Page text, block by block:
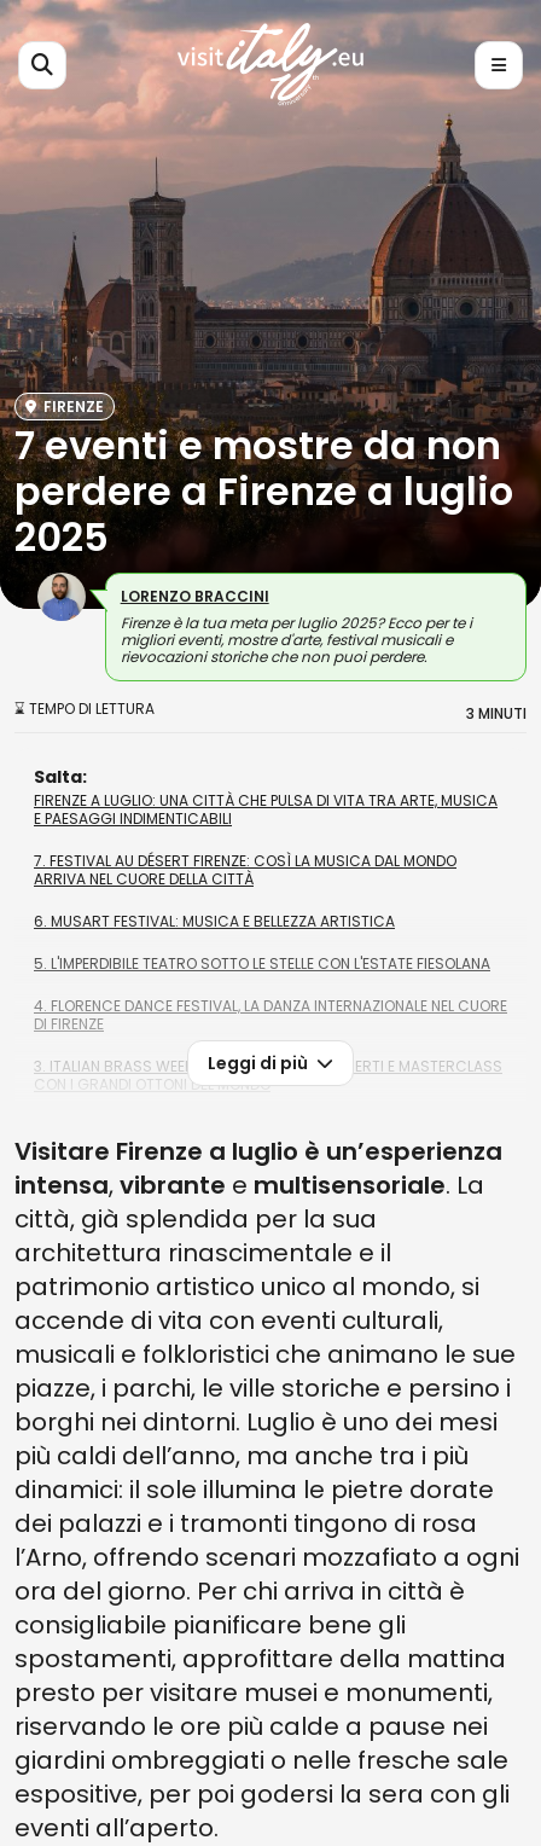
FIRENZE
7 eventi e mostre da non
perdere a Firenze a luglio
2025
LORENZO BRACCINI
Firenze è la tua meta per luglio 2025? Ecco per te i
migliori eventi, mostre d'arte, festival musicali e
rievocazioni storiche che non puoi perdere.
⌛ TEMPO DI LETTURA 3 MINUTI
Salta:
FIRENZE A LUGLIO: UNA CITTÀ CHE PULSA DI VITA TRA ARTE, MUSICA
E PAESAGGI INDIMENTICABILI
7. FESTIVAL AU DÉSERT FIRENZE: COSÌ LA MUSICA DAL MONDO
ARRIVA NEL CUORE DELLA CITTÀ
6. MUSART FESTIVAL: MUSICA E BELLEZZA ARTISTICA
5. L'IMPERDIBILE TEATRO SOTTO LE STELLE CON L'ESTATE FIESOLANA
4. FLORENCE DANCE FESTIVAL, LA DANZA INTERNAZIONALE NEL CUORE
DI FIRENZE
3. ITALIAN BRASS WEEK 2025 A FIRENZE: CONCERTI E MASTERCLASS
CON I GRANDI OTTONI DEL MONDO
FIRENZE FINO AL 20 LUGLIO 2025
1. A TUTTO SPORT A PIAZZALE MICHELANGELO!
Leggi di più
Visitare Firenze a luglio è un’esperienza
intensa,vibrante e multisensoriale. La
città, già splendida per la sua
architettura rinascimentale e il
patrimonio artistico unico al mondo, si
accende di vita con eventi culturali,
musicali e folkloristici che animano le sue
piazze, i parchi, le ville storiche e persino i
borghi nei dintorni. Luglio è uno dei mesi
più caldi dell’anno, ma anche tra i più
dinamici: il sole illumina le pietre dorate
dei palazzi e i tramonti tingono di rosa
l’Arno, offrendo scenari mozzafiato a ogni
ora del giorno. Per chi arriva in città è
consigliabile pianificare bene gli
spostamenti, approfittare della mattina
presto per visitare musei e monumenti,
riservando le ore più calde a pause nei
giardini ombreggiati o nelle fresche sale
espositive, per poi godersi la sera con gli
eventi all’aperto.